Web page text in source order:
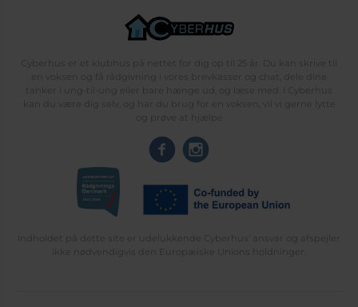
Cyberhus er et klubhus på nettet for dig op til 25 år. Du kan skrive til
en voksen og få rådgivning i vores brevkasser og chat, dele dine
tanker i ung-til-ung eller bare hænge ud, og læse med. I Cyberhus
kan du være dig selv, og har du brug for en voksen, vil vi gerne lytte
og prøve at hjælpe
Indholdet på dette site er udelukkende Cyberhus' ansvar og afspejler
ikke nødvendigvis den Europæiske Unions holdninger.